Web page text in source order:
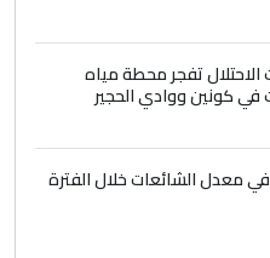
4
علي ماما يسقط
ومن اصول عريقة
صدام حسين سل
الاحتلال تفجر محطة مياه
كونين ووادي الحجير
في معدل الشائعات خلال الفترة